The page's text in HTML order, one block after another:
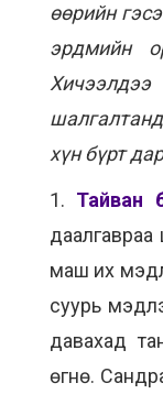
өөрийн
эрдмийн
хүн бүрт
1. Тайван
даалгавраа
маш их
суурь
давахад
өгнө.